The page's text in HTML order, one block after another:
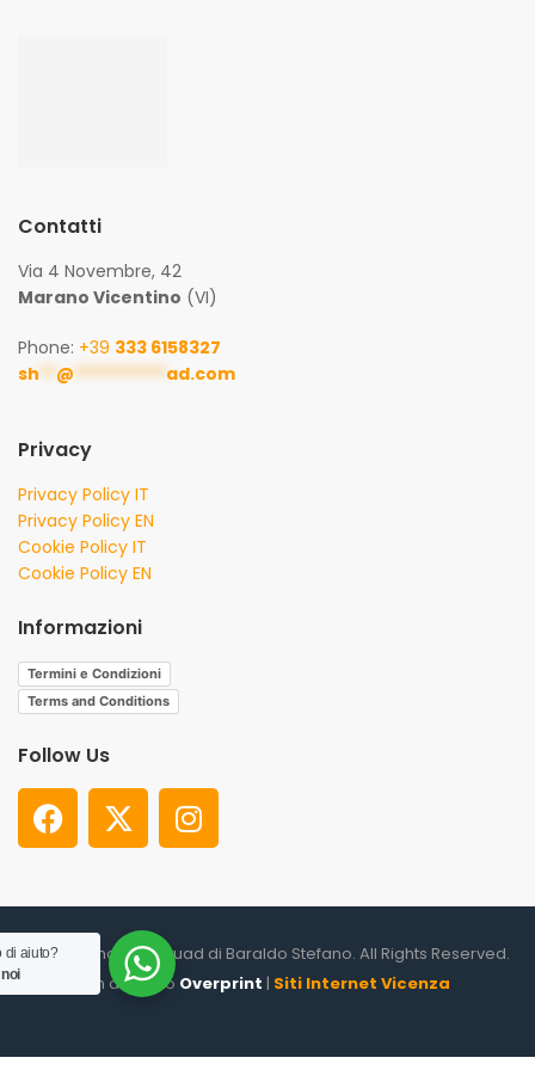
Contatti
Via 4 Novembre, 42
Marano Vicentino (VI)
Phone: +39 333 6158327
sh ** @ *********** ad.com
Privacy
Privacy Policy IT
Privacy Policy EN
Cookie Policy IT
Cookie Policy EN
Informazioni
Termini e Condizioni
Terms and Conditions
Follow Us
© 2026. Shooter Squad di Baraldo Stefano. All Rights Reserved.
un altro sito Overprint | Siti Internet Vicenza
di aiuto?